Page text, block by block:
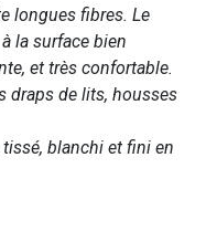
longues fibres. Le
la surface bien
et très confortable.
draps de lits, housses
blanchi et fini en